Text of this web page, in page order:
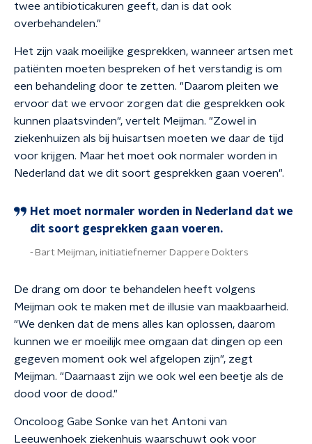
twee antibioticakuren geeft, dan is dat ook
overbehandelen."
Het zijn vaak moeilijke gesprekken, wanneer artsen met
patiënten moeten bespreken of het verstandig is om
een behandeling door te zetten. "Daarom pleiten we
ervoor dat we ervoor zorgen dat die gesprekken ook
kunnen plaatsvinden", vertelt Meijman. "Zowel in
ziekenhuizen als bij huisartsen moeten we daar de tijd
voor krijgen. Maar het moet ook normaler worden in
Nederland dat we dit soort gesprekken gaan voeren".
Het moet normaler worden in Nederland dat we
dit soort gesprekken gaan voeren.
Bart Meijman, initiatiefnemer Dappere Dokters
De drang om door te behandelen heeft volgens
Meijman ook te maken met de illusie van maakbaarheid.
"We denken dat de mens alles kan oplossen, daarom
kunnen we er moeilijk mee omgaan dat dingen op een
gegeven moment ook wel afgelopen zijn", zegt
Meijman. "Daarnaast zijn we ook wel een beetje als de
dood voor de dood."
Oncoloog Gabe Sonke van het Antoni van
Leeuwenhoek ziekenhuis waarschuwt ook voor